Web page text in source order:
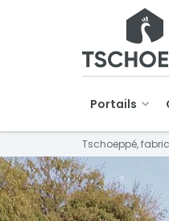
Portails
Tschoeppé,